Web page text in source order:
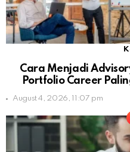
Cara Menjadi
Portfolio Career
August 4, 2026, 11:07 pm